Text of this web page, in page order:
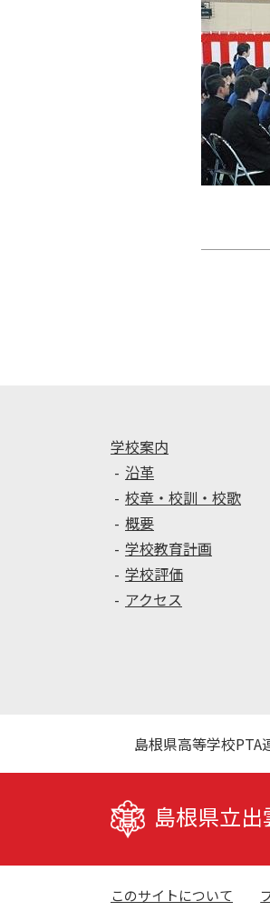
学校案内
沿革
校章・校訓・校歌
概要
学校教育計画
学校評価
アクセス
島根県高等学校PTA
島根県立
このサイトについて